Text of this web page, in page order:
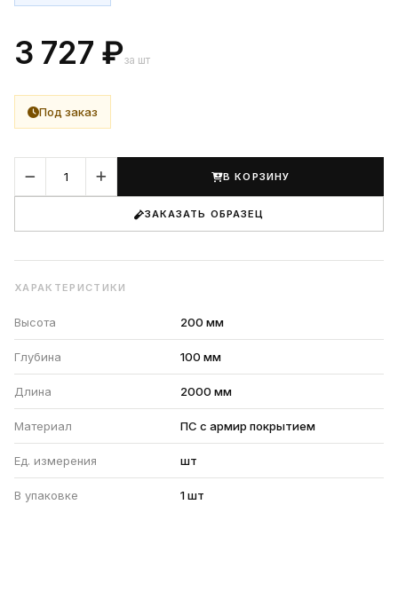
3 727 ₽за шт
Под заказ
В КОРЗИНУ
ЗАКАЗАТЬ ОБРАЗЕЦ
ХАРАКТЕРИСТИКИ
Высота 200 мм
Глубина 100 мм
Длина 2000 мм
Материал ПС с армир покрытием
Ед. измерения шт
В упаковке 1 шт